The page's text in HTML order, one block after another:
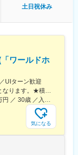
オンコロジー」に関
に、患者さんの身体
ぞれ在籍拠点をベー
を通じた「感動」と
視した風土です。
。
土日祝休み
ワールドホ
UIターン歓迎
全国各地のパートナー提携企業先での勤務となります。★積極採用中エリア東京・神奈川・千葉・埼玉・大阪・京都・滋賀・兵庫・愛知・三重・福岡※北海道・沖縄県を除く45都府県に多彩なプロジェクトを用意。※勤務地は希望を最大限考慮して決定します。※U・Iターン歓迎！住宅補助あり（月6万7000円まで会社補助）＼NEW！エリア制度導入／全国でスキルを伸ばしたい方も、好きな場所で研究をしたい方も、ご希望をお聞かせください！詳細は選考時にご案内いたします。【配属先企業の一例】中外製薬株式会社中外製薬工業株式会社株式会社明治堺化学工業株式会社日本化薬株式会社日東電工株式会社 豊橋事業所ニプロファーマ株式会社 大舘工場株式会社カネカ株式会社DNPファインケミカル宇都宮株式会社中外医科学研究所東邦チタニウム株式会社高田製薬株式会社株式会社理研ジェネシス株式会社マテリアルゲート三井化学EMS株式会社株式会社エネコート 他
年収390万円 ／ 24歳 ／入社1年 年収480万円 ／ 30歳 ／入社6年
気になる